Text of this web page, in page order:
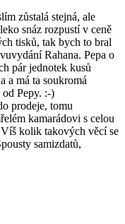
zůstalá stejná, ale
snáz rozpustí v ceně
tisků, tak bych to bral
Rahana. Pepa o
pár jednotek kusů
a má ta soukromá
Pepy. :-)
prodeje, tomu
kamarádovi s celou
kolik takových věcí se
samizdatů,